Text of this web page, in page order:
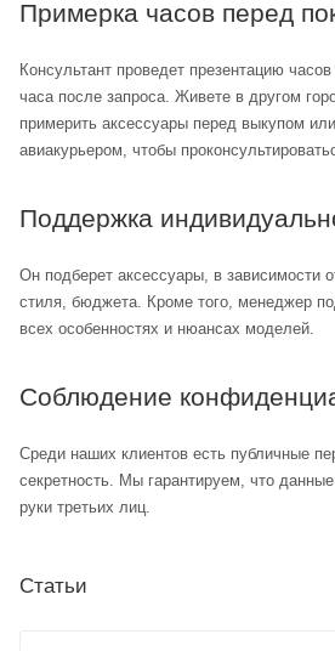
Примерка часов перед
Консультант проведет презентацию
часа после запроса. Живете в другом
примерить аксессуары перед выкупом
авиакурьером, чтобы
Поддержка
Он подберет аксессуары, в зависимости
стиля, бюджета. Кроме того, менеджер
всех особенностях и нюансах моделей.
Соблюдение
Среди наших клиентов есть публичные
секретность. Мы гарантируем, что
руки третьих лиц.
Статьи